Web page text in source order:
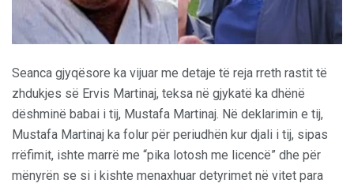
Seanca gjyqësore ka vijuar me detaje të reja rreth rastit të
zhdukjes së Ervis Martinaj, teksa në gjykatë ka dhënë
dëshminë babai i tij, Mustafa Martinaj. Në deklarimin e tij,
Mustafa Martinaj ka folur për periudhën kur djali i tij, sipas
rrëfimit, ishte marrë me “pika lotosh me licencë” dhe për
mënyrën se si i kishte menaxhuar detyrimet në vitet para